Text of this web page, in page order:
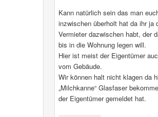
Kann natürlich sein das man
inzwischen überholt hat da ihr ja
Vermieter dazwischen habt, der
bis in die Wohnung legen will.
Hier ist meist der Eigentümer
vom Gebäude.
Wir können halt nicht klagen da
„Milchkanne“ Glasfaser
der Eigentümer gemeldet hat.